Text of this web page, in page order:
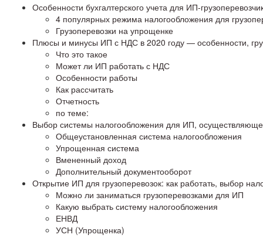
Особенности бухгалтерского учета для ИП-
4 популярных режима налогообложения для
Грузоперевозки на упрощенке
Плюсы и минусы ИП с НДС в 2020 году — особенности,
Что это такое
Может ли ИП работать с НДС
Особенности работы
Как рассчитать
Отчетность
по теме:
Выбор системы налогообложения для ИП,
Общеустановленная система налогообложения
Упрощенная система
Вмененный доход
Дополнительный документооборот
Открытие ИП для грузоперевозок: как работать, выбор
Можно ли заниматься грузоперевозками для ИП
Какую выбрать систему налогообложения
ЕНВД
УСН (Упрощенка)